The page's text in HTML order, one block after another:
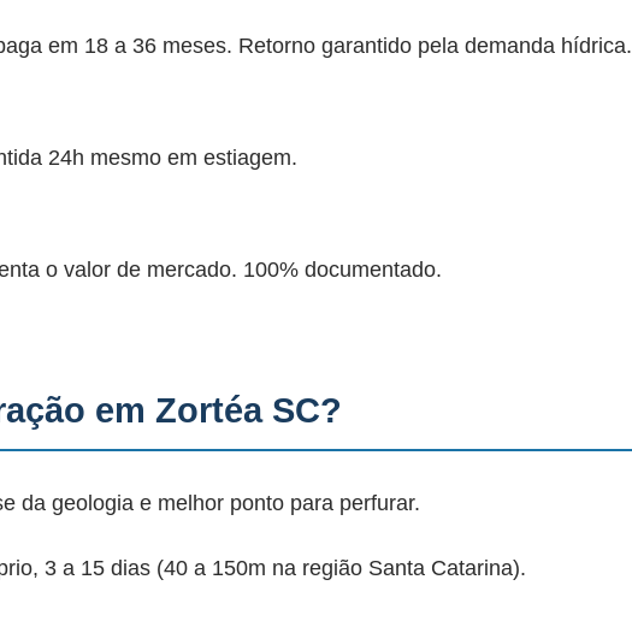
em 18 a 36 meses. Retorno garantido pela demanda hídrica.
24h mesmo em estiagem.
o valor de mercado. 100% documentado.
em Zortéa SC?
da geologia e melhor ponto para perfurar.
3 a 15 dias (40 a 150m na região Santa Catarina).